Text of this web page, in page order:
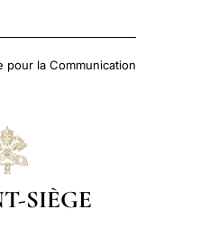
la Communication
SIÈGE